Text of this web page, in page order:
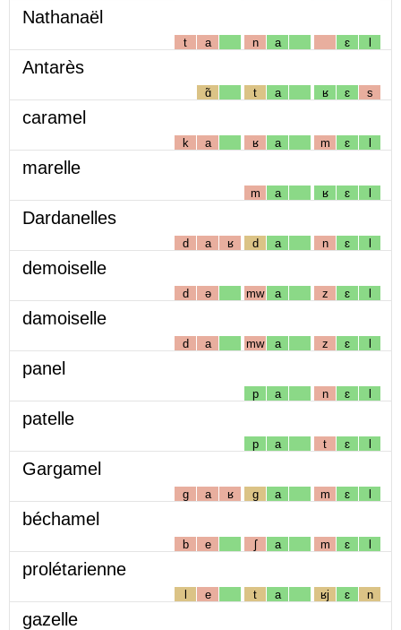
Nathanaël
t a n a ɛ l
Antarès
ɑ̃ t a ʁ ɛ s
caramel
k a ʁ a m ɛ l
marelle
m a ʁ ɛ l
Dardanelles
d a ʁ d a n ɛ l
demoiselle
d ə mw a z ɛ l
damoiselle
d a mw a z ɛ l
panel
p a n ɛ l
patelle
p a t ɛ l
Gargamel
g a ʁ g a m ɛ l
béchamel
b e ʃ a m ɛ l
prolétarienne
l e t a ʁj ɛ n
gazelle